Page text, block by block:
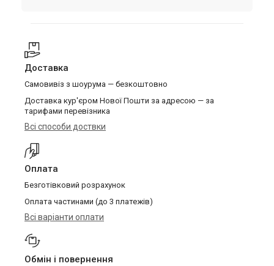
Доставка
Самовивіз з шоурума — безкоштовно
Доставка кур'єром Нової Пошти за адресою — за
тарифами перевізника
Всі способи доствки
Оплата
Безготівковий розрахунок
Оплата частинами (до 3 платежів)
Всі варіанти оплати
Обмін і повернення